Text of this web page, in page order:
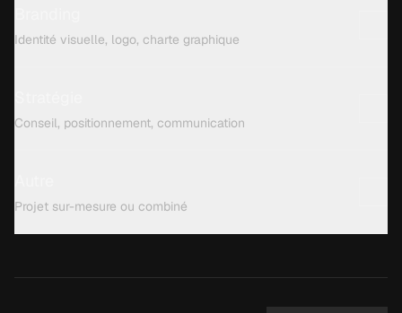
Identité visuelle, logo, charte graphique
Conseil, positionnement, communication
Projet sur-mesure ou combiné